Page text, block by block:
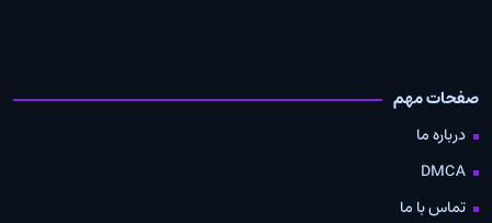
صفحات مهم
درباره ما
DMCA
تماس با ما